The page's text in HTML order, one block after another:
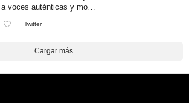
voces auténticas y mo…
Twitter
Cargar más